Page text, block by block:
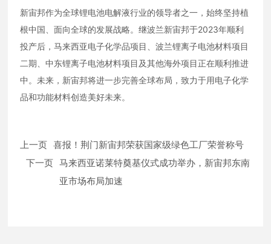
新宙邦作为全球锂电池电解液行业的领导者之一，始终坚持植
根中国、面向全球的发展战略。继波兰新宙邦于2023年顺利
投产后，马来西亚电子化学品项目、波兰锂离子电池材料项目
二期、中东锂离子电池材料项目及其他海外项目正在顺利推进
中。未来，新宙邦将进一步完善全球布局，致力于用电子化学
品和功能材料创造美好未来。
上一页 喜报！荆门新宙邦荣获国家级绿色工厂荣誉称号
下一页 马来西亚诺莱特奠基仪式成功举办，新宙邦东南
亚市场布局加速